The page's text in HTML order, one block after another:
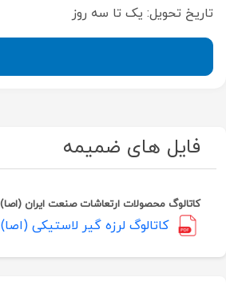
تاریخ تحویل: یک تا سه روز
فایل های ضمیمه
کاتالوگ محصولات ارتعاشات صنعت ایران (اصا)
کاتالوگ لرزه گیر لاستیکی (اصا)